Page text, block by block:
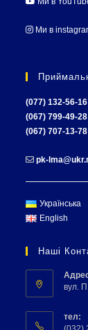
Ми в
(077) 132-56-16
(067) 799-49-28
(067) 707-13-78
pk-
Українська
English
Наші
вул.
тел: